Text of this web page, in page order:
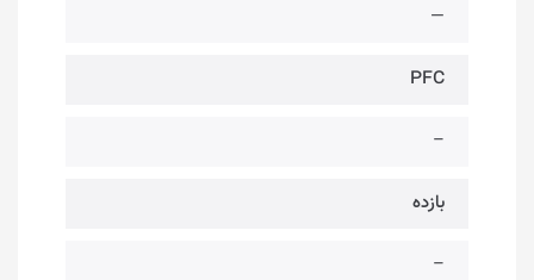
—
PFC
–
بازده
–